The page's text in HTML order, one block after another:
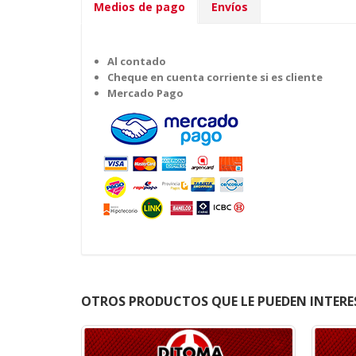
Medios de pago Envíos
Al contado
Cheque en cuenta corriente si es cliente
Mercado Pago
OTROS PRODUCTOS QUE LE PUEDEN